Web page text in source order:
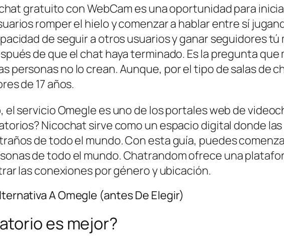
gratuito con WebCam es una oportunidad para
romper el hielo y comenzar a hablar entre sí
de seguir a otros usuarios y ganar seguidores
de que el chat haya terminado. Es la pregunta
personas no lo crean. Aunque, por el tipo de salas de
de 17 años.
el servicio Omegle es uno de los portales web de
Nicochat sirve como un espacio digital donde
de todo el mundo. Con esta guía, puedes
de todo el mundo. Chatrandom ofrece una
las conexiones por género y ubicación.
A Omegle (antes De Elegir)
es mejor?